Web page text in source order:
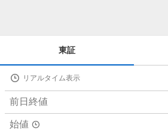
詳
値
東証
リアルタイム表示
前日終値
始値